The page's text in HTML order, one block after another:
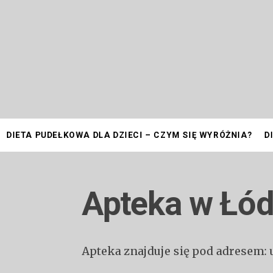
DIETA PUDEŁKOWA DLA DZIECI – CZYM SIĘ WYRÓŻNIA?
Apteka w
Apteka znajduje się pod